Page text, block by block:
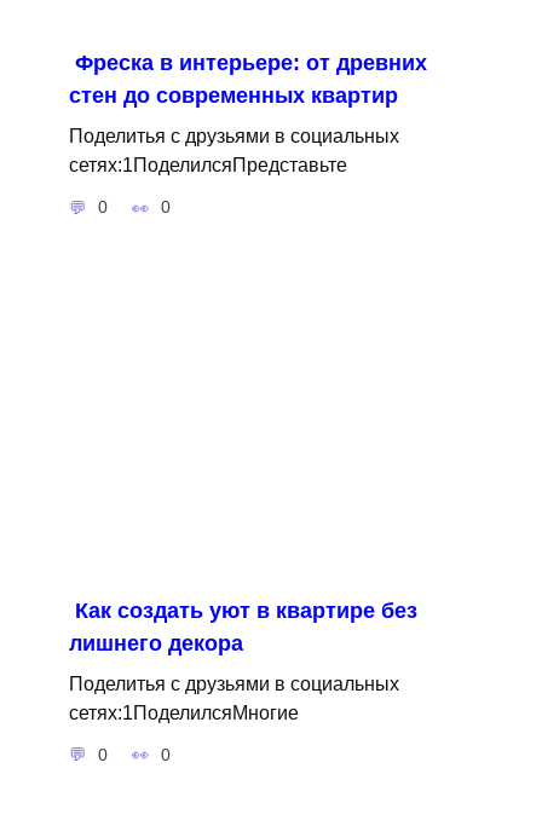
Фреска в интерьере: от древних
стен до современных квартир
Поделитья с друзьями в социальных
сетях:1ПоделилсяПредставьте
0 0
Как создать уют в квартире без
лишнего декора
Поделитья с друзьями в социальных
сетях:1ПоделилсяМногие
0 0